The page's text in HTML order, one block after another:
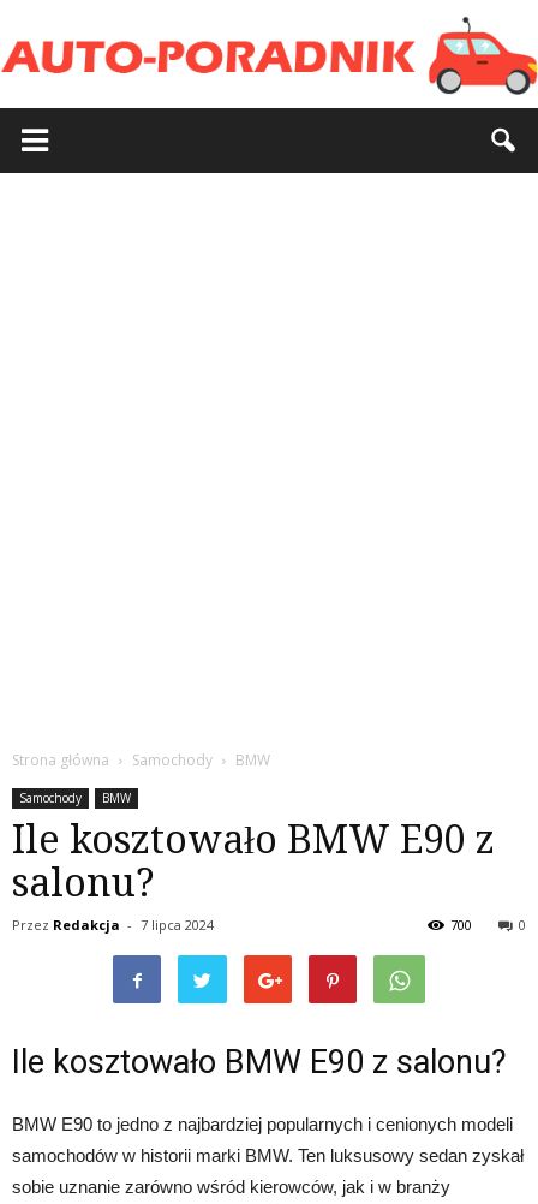
Strona główna Samochody BMW
Samochody BMW
Ile kosztowało BMW E90 z
salonu?
Przez Redakcja - 7 lipca 2024 0
700
Ile kosztowało BMW E90 z salonu?
BMW E90 to jedno z najbardziej popularnych i cenionych modeli
samochodów w historii marki BMW. Ten luksusowy sedan zyskał
sobie uznanie zarówno wśród kierowców, jak i w branży